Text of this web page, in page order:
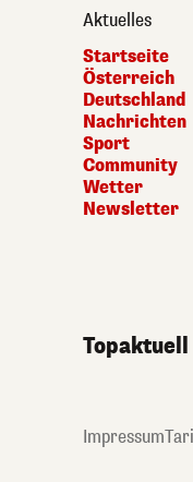
Aktuelles
Startseite
Österreich
Deutschland
Nachrichten
Sport
Community
Wetter
Newsletter
Impressum